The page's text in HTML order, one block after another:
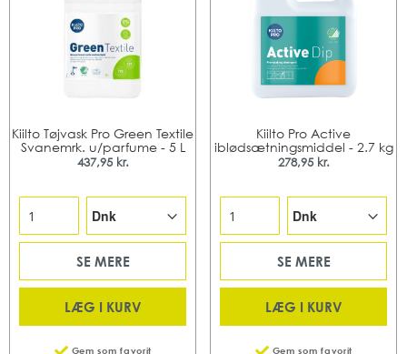
Kiilto Tøjvask Pro Green Textile
Svanemrk. u/parfume - 5 L
437,95 kr.
SE MERE
LÆG I KURV
Gem som favorit
Kiilto Pro Active
iblødsætningsmiddel - 2.7 kg
278,95 kr.
SE MERE
LÆG I KURV
Gem som favorit